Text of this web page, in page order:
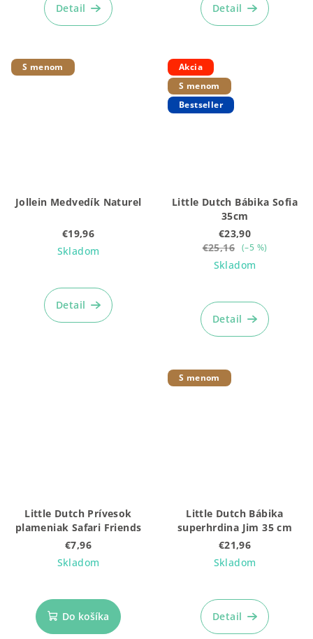
Detail Detail
S menom
Jollein Medvedík Naturel
€19,96
Skladom
Detail
Akcia
S menom
Bestseller
Little Dutch Bábika Sofia
35cm
€23,90
€25,16 (–5 %)
Skladom
hodnotenie
produktu
Detail
Little Dutch Prívesok
plameniak Safari Friends
€7,96
Skladom
Do košíka
S menom
Little Dutch Bábika
superhrdina Jim 35 cm
€21,96
Skladom
Detail